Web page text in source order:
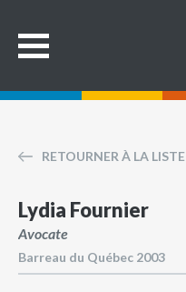
RETOURNER À LA LISTE
Lydia Fournier
Avocate
Barreau du Québec 2003